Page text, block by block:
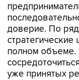
доверие. По
стратегические
полном объеме.
уже принятых